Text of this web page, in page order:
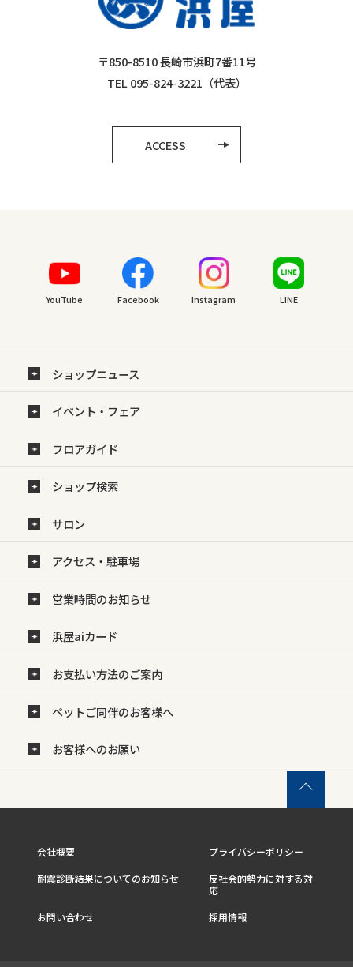
〒850-8510 長崎市浜町7番11号
TEL 095-824-3221（代表）
ACCESS
YouTube Facebook Instagram LINE
ショップニュース
イベント・フェア
フロアガイド
ショップ検索
サロン
アクセス・駐車場
営業時間のお知らせ
浜屋aiカード
お支払い方法のご案内
ペットご同伴のお客様へ
お客様へのお願い
会社概要
プライバシーポリシー
耐震診断結果についてのお知らせ
反社会的勢力に対する対
応
お問い合わせ
採用情報